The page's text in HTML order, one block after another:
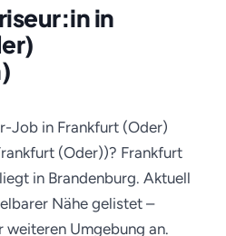
in
Job in Frankfurt (Oder)
(Oder))? Frankfurt
in Brandenburg. Aktuell
Nähe gelistet –
weiteren Umgebung an.